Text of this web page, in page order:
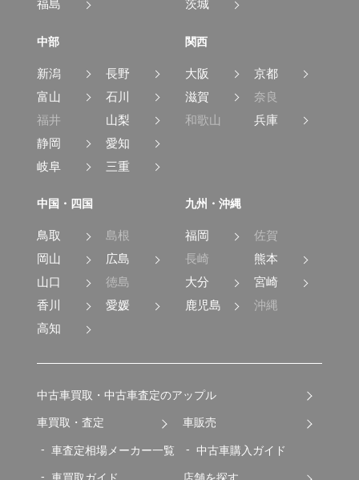
福島
茨城
中部
新潟
長野
富山
石川
福井
山梨
静岡
愛知
岐阜
三重
関西
大阪
京都
滋賀
奈良
和歌山
兵庫
中国・四国
鳥取
島根
岡山
広島
山口
徳島
香川
愛媛
高知
九州・沖縄
福岡
佐賀
長崎
熊本
大分
宮崎
鹿児島
沖縄
中古車買取・中古車査定のアップル
車買取・査定
車査定相場メーカー一覧
車販売
中古車購入ガイド